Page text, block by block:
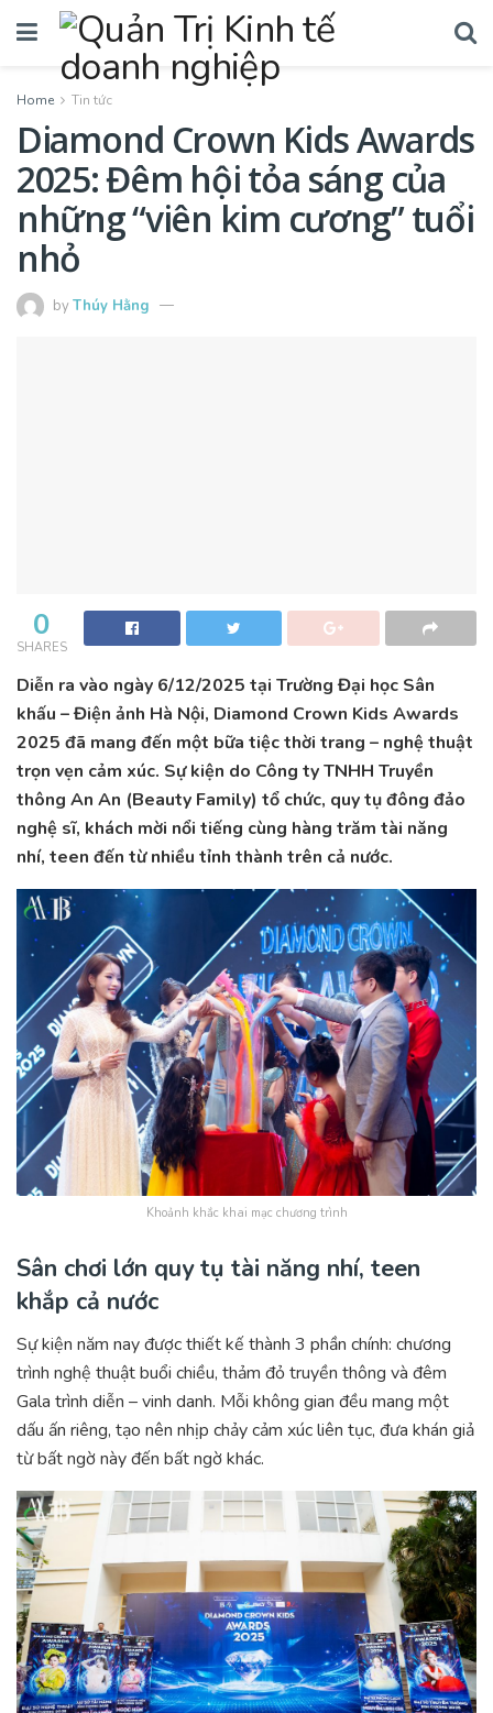
Home Tin tức
Diamond Crown Kids Awards
2025: Đêm hội tỏa sáng của
những “viên kim cương” tuổi
nhỏ
byThúy Hằng
0
SHARES
Diễn ra vào ngày 6/12/2025 tại Trường Đại học Sân
khấu – Điện ảnh Hà Nội, Diamond Crown Kids Awards
2025 đã mang đến một bữa tiệc thời trang – nghệ thuật
trọn vẹn cảm xúc. Sự kiện do Công ty TNHH Truyền
thông An An (Beauty Family) tổ chức, quy tụ đông đảo
nghệ sĩ, khách mời nổi tiếng cùng hàng trăm tài năng
nhí, teen đến từ nhiều tỉnh thành trên cả nước.
Khoảnh khắc khai mạc chương trình
Sân chơi lớn quy tụ tài năng nhí, teen
khắp cả nước
Sự kiện năm nay được thiết kế thành 3 phần chính: chương
trình nghệ thuật buổi chiều, thảm đỏ truyền thông và đêm
Gala trình diễn – vinh danh. Mỗi không gian đều mang một
dấu ấn riêng, tạo nên nhịp chảy cảm xúc liên tục, đưa khán giả
từ bất ngờ này đến bất ngờ khác.